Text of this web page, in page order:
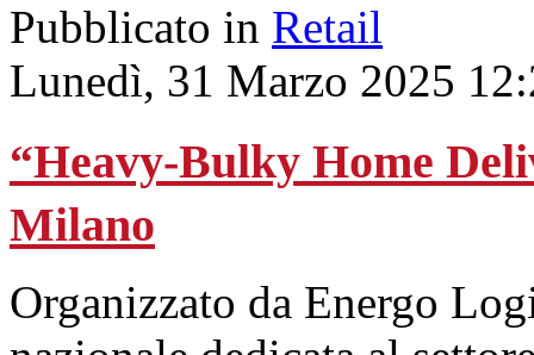
Pubblicato in Retail
Lunedì, 31 Marzo 2025
“Heavy-Bulky Home
Milano
Organizzato da Energo